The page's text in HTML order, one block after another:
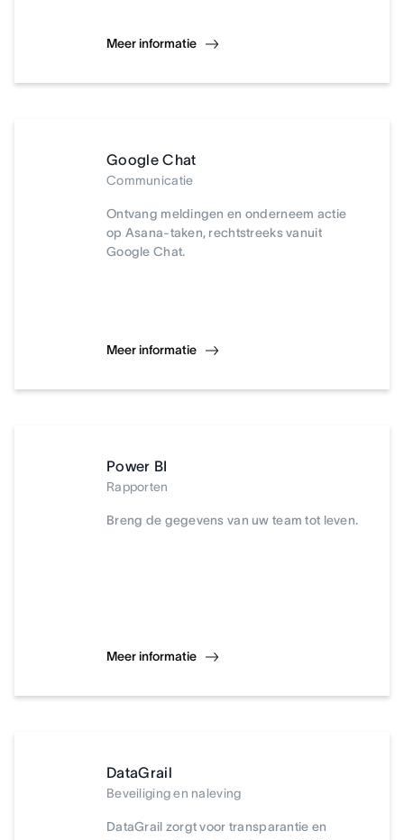
Meer informatie
Google Chat
Communicatie
Ontvang meldingen en onderneem actie
op Asana-taken, rechtstreeks vanuit
Google Chat.
Meer informatie
Power BI
Rapporten
Breng de gegevens van uw team tot leven.
Meer informatie
DataGrail
Beveiliging en naleving
DataGrail zorgt voor transparantie en